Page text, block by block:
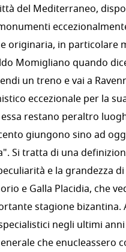
del Mediterraneo,
originaria, in particolare
Momigliano quando
un treno e vai a
eccezionale per la
restano peraltro
giungono sino ad
Si tratta di una
e la grandezza
e Galla Placidia, che
stagione bizantina.
negli ultimi anni
che enucleassero